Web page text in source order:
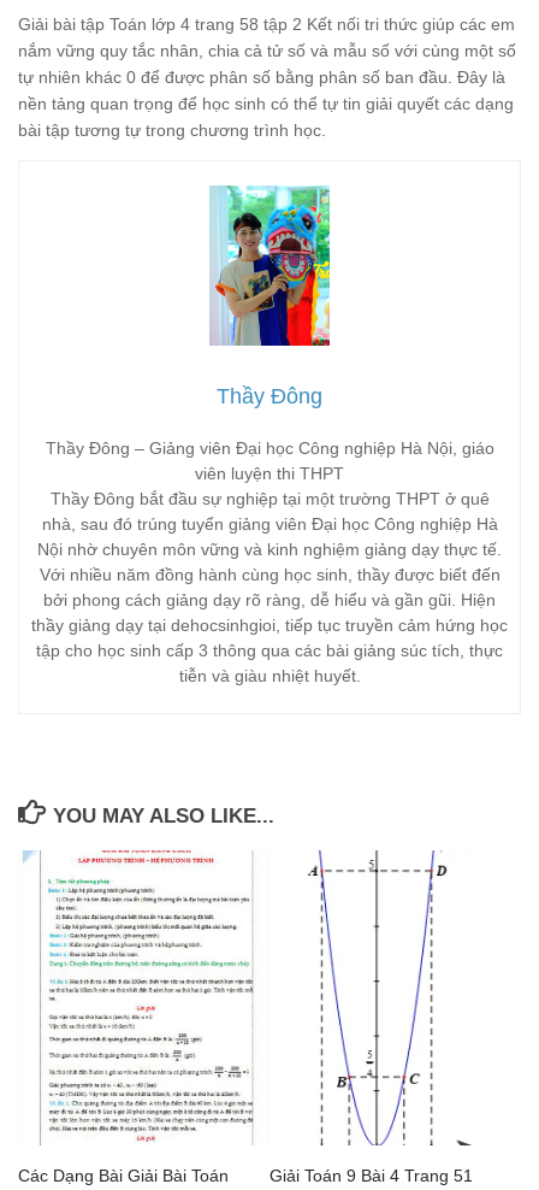
:
2)
30
=
51
Giải bài tập Toán lớp 4 trang 58 tập 2 Kết nối tri thức giúp các em
nắm vững quy tắc nhân, chia cả tử số và mẫu số với cùng một số
tự nhiên khác 0 để được phân số bằng phân số ban đầu. Đây là
nền tảng quan trọng để học sinh có thể tự tin giải quyết các dạng
bài tập tương tự trong chương trình học.
Thầy Đông
Thầy Đông – Giảng viên Đại học Công nghiệp Hà Nội, giáo
viên luyện thi THPT
Thầy Đông bắt đầu sự nghiệp tại một trường THPT ở quê
nhà, sau đó trúng tuyển giảng viên Đại học Công nghiệp Hà
Nội nhờ chuyên môn vững và kinh nghiệm giảng dạy thực tế.
Với nhiều năm đồng hành cùng học sinh, thầy được biết đến
bởi phong cách giảng dạy rõ ràng, dễ hiểu và gần gũi. Hiện
thầy giảng dạy tại dehocsinhgioi, tiếp tục truyền cảm hứng học
tập cho học sinh cấp 3 thông qua các bài giảng súc tích, thực
tiễn và giàu nhiệt huyết.
YOU MAY ALSO LIKE...
Các Dạng Bài Giải Bài Toán
Giải Toán 9 Bài 4 Trang 51